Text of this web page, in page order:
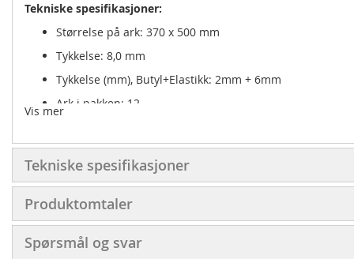
Tekniske spesifikasjoner:
Størrelse på ark: 370 x 500 mm
Tykkelse: 8,0 mm
Tykkelse (mm), Butyl+Elastikk: 2mm + 6mm
Ark i pakken: 12
Vekt per pakke: 9,2 kg
Pakke pr. pall: 60 pakker
M2 per pakke: 2,22 m2
M2 per palle: 133,2 m2
Vis mer
Tekniske spesifikasjoner
Produktomtaler
Spørsmål og svar